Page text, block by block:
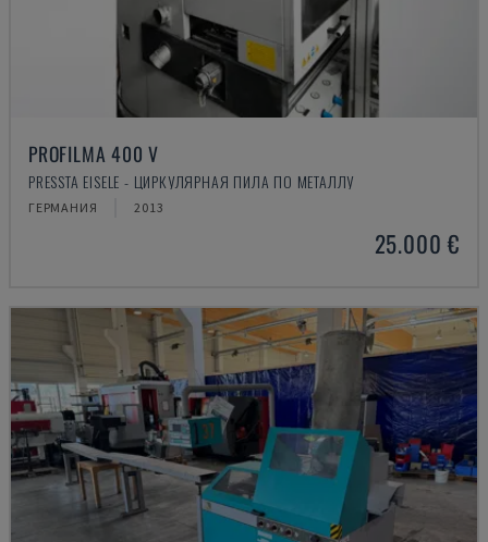
PROFILMA 400 V
PRESSTA EISELE - ЦИРКУЛЯРНАЯ ПИЛА ПО МЕТАЛЛУ
ГЕРМАНИЯ 2013
25.000 €